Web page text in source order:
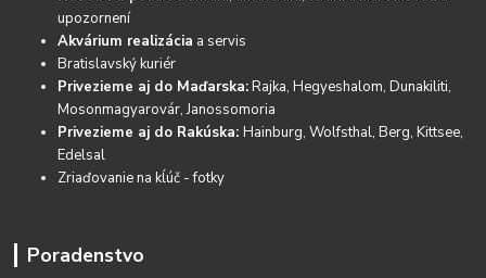
upozornení
Akvárium realizácia a servis
Bratislavský kuriér
Privezieme aj do Maďarska:Rajka, Hegyeshalom, Dunakiliti,
Mosonmagyarovár, Janossomoria
Privezieme aj do Rakúska:Hainburg, Wolfsthal, Berg, Kittsee,
Edelsal
Zriaďovanie na kĺúč - fotky
Poradenstvo